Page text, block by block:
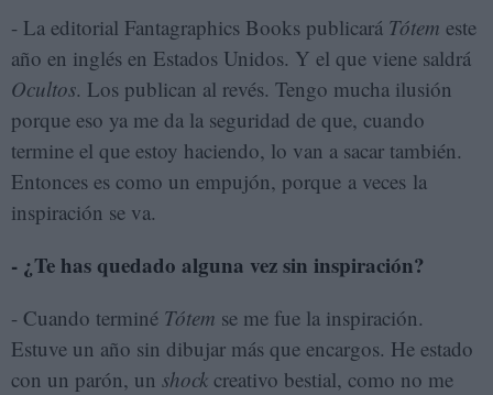
- La editorial Fantagraphics Books publicará Tótem este
año en inglés en Estados Unidos. Y el que viene saldrá
Ocultos. Los publican al revés. Tengo mucha ilusión
porque eso ya me da la seguridad de que, cuando
termine el que estoy haciendo, lo van a sacar también.
Entonces es como un empujón, porque a veces la
inspiración se va.
- ¿Te has quedado alguna vez sin inspiración?
- Cuando terminé Tótem se me fue la inspiración.
Estuve un año sin dibujar más que encargos. He estado
con un parón, un shock creativo bestial, como no me